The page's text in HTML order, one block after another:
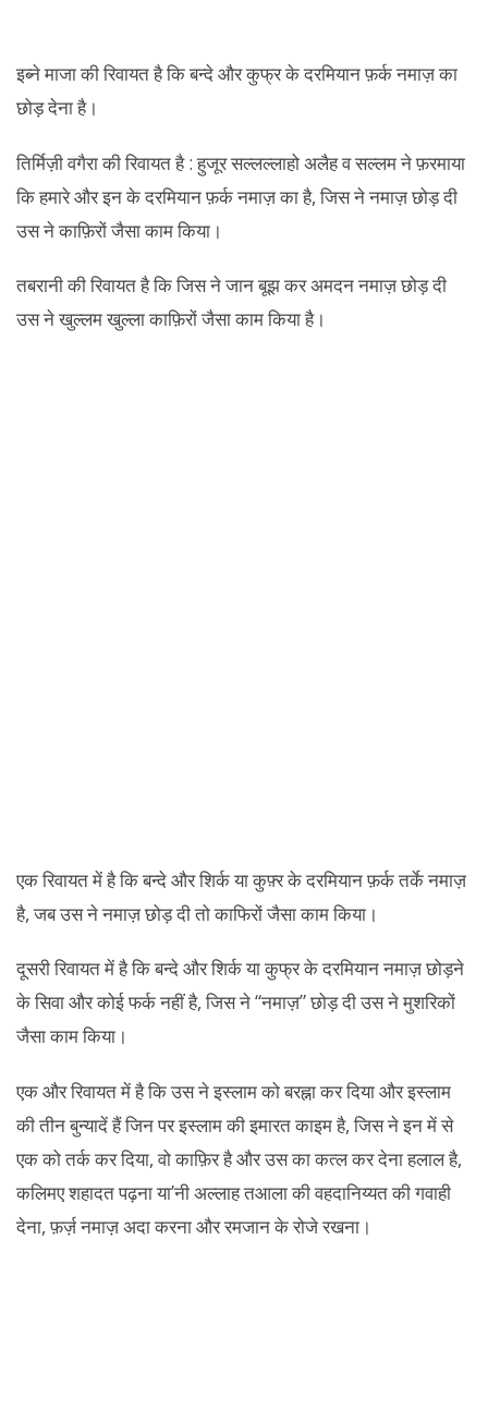
इब्ने माजा की रिवायत है कि बन्दे और कुफ्र के दरमियान फ़र्क नमाज़ का
छोड़ देना है।
तिर्मिज़ी वगैरा की रिवायत है : हुजूर सल्लल्लाहो अलैह व सल्लम ने फ़रमाया
कि हमारे और इन के दरमियान फ़र्क नमाज़ का है, जिस ने नमाज़ छोड़ दी
उस ने काफ़िरों जैसा काम किया।
तबरानी की रिवायत है कि जिस ने जान बूझ कर अमदन नमाज़ छोड़ दी
उस ने खुल्लम खुल्ला काफ़िरों जैसा काम किया है।
एक रिवायत में है कि बन्दे और शिर्क या कुफ़्र के दरमियान फ़र्क तर्के नमाज़
है, जब उस ने नमाज़ छोड़ दी तो काफिरों जैसा काम किया।
दूसरी रिवायत में है कि बन्दे और शिर्क या कुफ्र के दरमियान नमाज़ छोड़ने
के सिवा और कोई फर्क नहीं है, जिस ने “नमाज़” छोड़ दी उस ने मुशरिकों
जैसा काम किया।
एक और रिवायत में है कि उस ने इस्लाम को बरह्ना कर दिया और इस्लाम
की तीन बुन्यादें हैं जिन पर इस्लाम की इमारत काइम है, जिस ने इन में से
एक को तर्क कर दिया, वो काफ़िर है और उस का कत्ल कर देना हलाल है,
कलिमए शहादत पढ़ना या’नी अल्लाह तआला की वहदानिय्यत की गवाही
देना, फ़र्ज़ नमाज़ अदा करना और रमजान के रोजे रखना।